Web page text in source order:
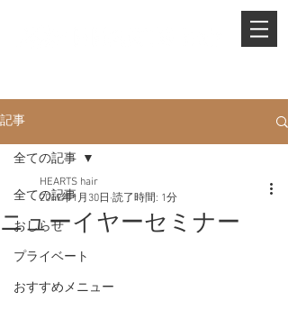
記事
全ての記事
おしらせ
プライベート
おすすめメニュー
全ての記事
ニューイヤーセミナー
HEARTS hair
2019年1月30日 読了時間: 1分